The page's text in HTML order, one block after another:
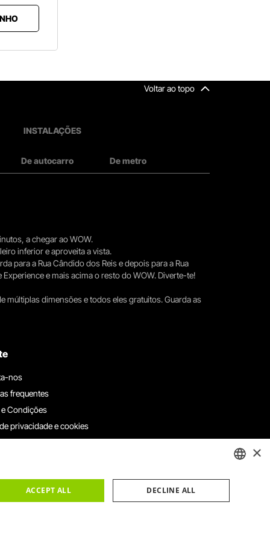
Voltar ao topo
INSTALAÇÕES
De autocarro De metro
a chegar ao WOW.
inferior e aproveita a vista.
para a Rua Cândido dos Reis e depois para a Rua
e mais acima o resto do WOW. Diverte-te!
múltiplas dimensões e todos eles gratuitos. Guarda as
nos
frequentes
Condições
privacidade e cookies
connosco
×
ACCEPT ALL DECLINE ALL